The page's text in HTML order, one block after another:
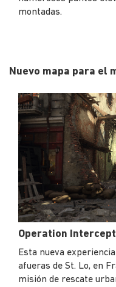
montadas.
Nuevo mapa para el
Operation Intercept
Esta nueva
afueras de St. Lo, en
misión de rescate